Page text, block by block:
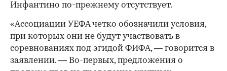
Инфантино по-прежнему отсутствует.
«Ассоциации УЕФА четко обозначили условия,
при которых они не будут участвовать в
соревнованиях под эгидой ФИФА, — говорится в
заявлении. — Во-первых, предложения о